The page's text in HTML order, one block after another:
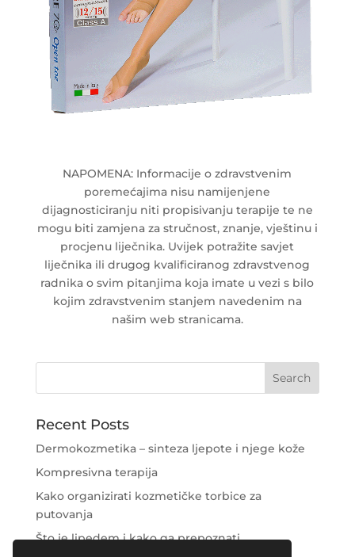
NAPOMENA: Informacije o zdravstvenim
poremećajima nisu namijenjene
dijagnosticiranju niti propisivanju terapije te ne
mogu biti zamjena za stručnost, znanje, vještinu i
procjenu liječnika. Uvijek potražite savjet
liječnika ili drugog kvalificiranog zdravstvenog
radnika o svim pitanjima koja imate u vezi s bilo
kojim zdravstvenim stanjem navedenim na
našim web stranicama.
Recent Posts
Dermokozmetika – sinteza ljepote i njege kože
Kompresivna terapija
Kako organizirati kozmetičke torbice za
putovanja
Što je lipedem i kako ga prepoznati